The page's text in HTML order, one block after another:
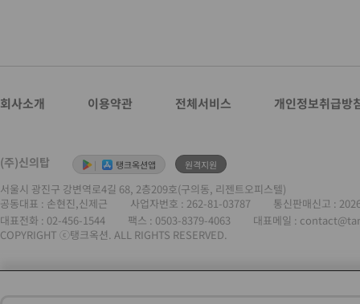
회사소개 이용약관 전체서비스 개인정보취급방
(주)신의탑 | 탱크옥션앱 원격지원
서울시 광진구 강변역로4길 68, 2층209호(구의동, 리젠트오피스텔)
공동대표 : 손현진,신제근
사업자번호 : 262-81-03787
통신판매신고 :
대표전화 : 02-456-1544 팩스 : 0503-8379-4063
대표메일 :
COPYRIGHT ⓒ탱크옥션. ALL RIGHTS RESERVED.